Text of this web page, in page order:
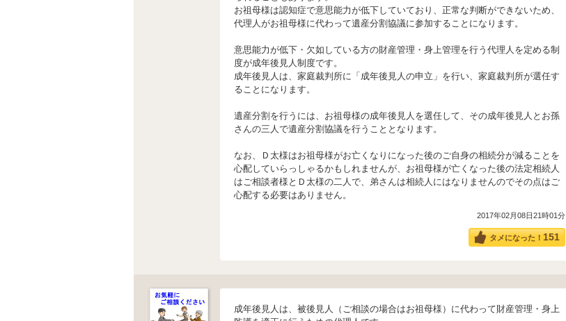
お祖母様は認知症で意思能力が低下していており、正常な判断ができないため、
代理人がお祖母様に代わって遺産分割協議に参加することになります。
意思能力が低下・欠如している方の財産管理・身上管理を行う代理人を定める制
度が成年後見人制度です。
成年後見人は、家庭裁判所に「成年後見人の申立」を行い、家庭裁判所が選任す
ることになります。
遺産分割を行うには、お祖母様の成年後見人を選任して、その成年後見人とお孫
さんの三人で遺産分割協議を行うこととなります。
なお、Ｄ太様はお祖母様がお亡くなりになった後のご自身の相続分が減ることを
心配していらっしゃるかもしれませんが、お祖母様が亡くなった後の法定相続人
はご相談者様とＤ太様の二人で、弟さんは相続人にはなりませんのでその点はご
心配する必要はありません。
2017年02月08日21時01分
タメになった！ 151
成年後見人は、被後見人（ご相談の場合はお祖母様）に代わって財産管理・身上